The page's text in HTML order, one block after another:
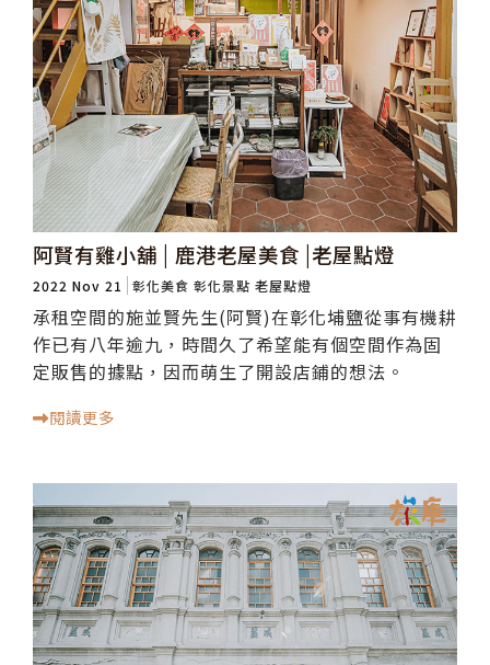
阿賢有雞小舖 | 鹿港老屋美食 |老屋點燈
2022 Nov 21 彰化美食 彰化景點 老屋點燈
承租空間的施並賢先生(阿賢)在彰化埔鹽從事有機耕
作已有八年逾九，時間久了希望能有個空間作為固
定販售的據點，因而萌生了開設店鋪的想法。
閱讀更多